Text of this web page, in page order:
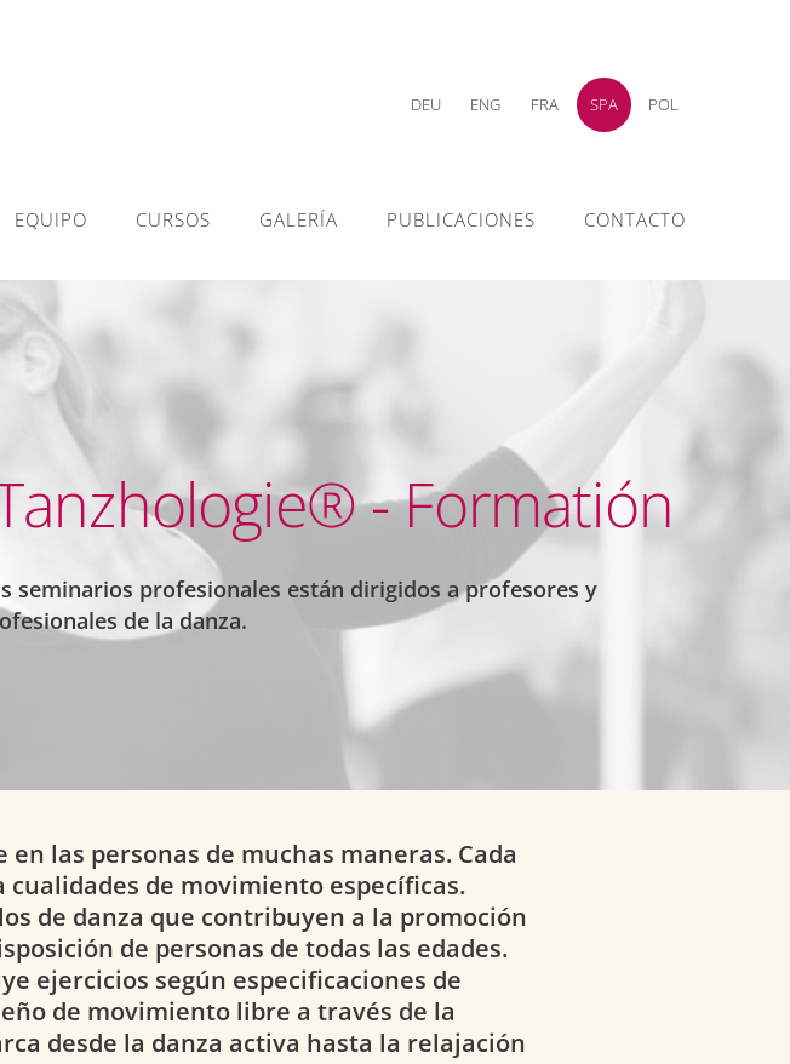
EQUIPO CURSOS GALERÍA PUBLICACIONES CONTACTO
DEU ENG FRA SPA POL
- Formatión
seminarios profesionales están dirigidos a profesores y
de la danza.
las personas de muchas maneras. Cada
de movimiento específicas.
de danza que contribuyen a la promoción
de personas de todas las edades.
ejercicios según especificaciones de
de movimiento libre a través de la
desde la danza activa hasta la relajación